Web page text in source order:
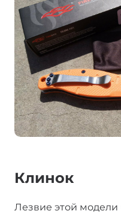
Клинок
Лезвие этой